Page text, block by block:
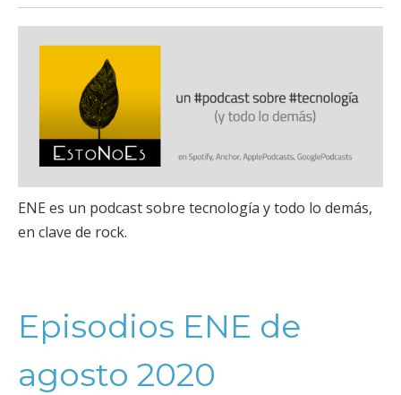
ENE es un podcast sobre tecnología y todo lo demás,
en clave de rock.
Episodios ENE de
agosto 2020